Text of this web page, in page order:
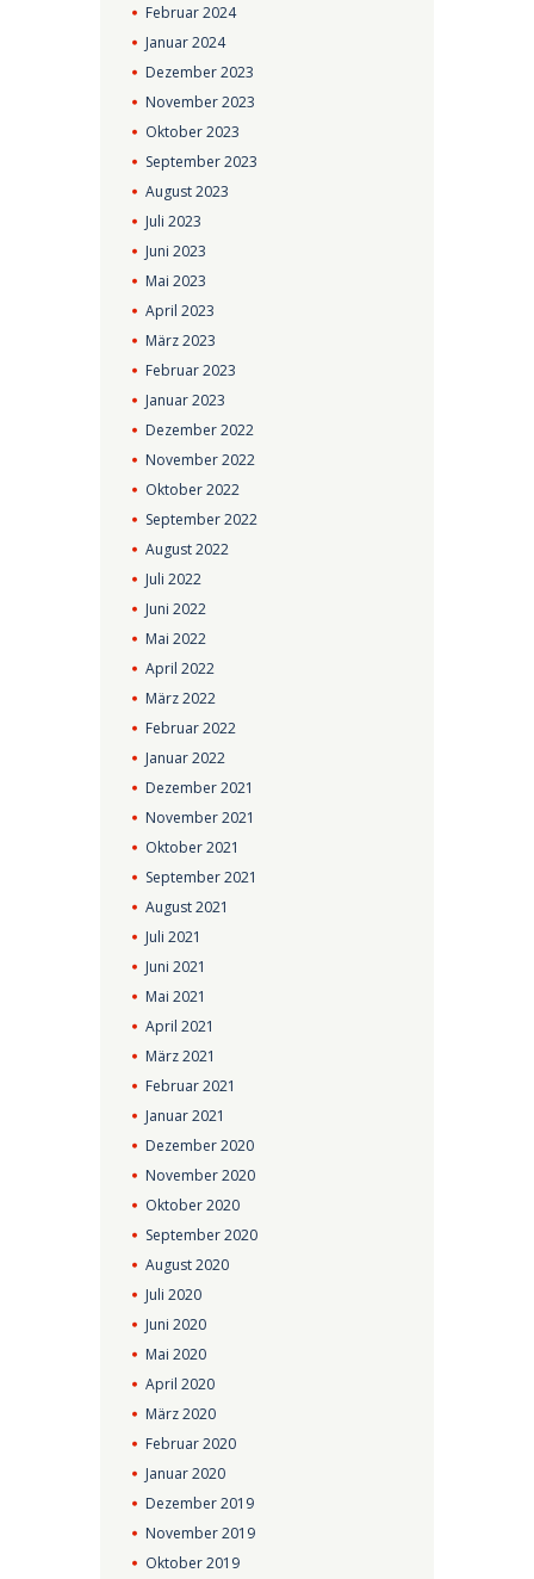
Februar2024
Januar2024
Dezember2023
November2023
Oktober2023
September2023
August2023
Juli2023
Juni2023
Mai2023
April2023
März2023
Februar2023
Januar2023
Dezember2022
November2022
Oktober2022
September2022
August2022
Juli2022
Juni2022
Mai2022
April2022
März2022
Februar2022
Januar2022
Dezember2021
November2021
Oktober2021
September2021
August2021
Juli2021
Juni2021
Mai2021
April2021
März2021
Februar2021
Januar2021
Dezember2020
November2020
Oktober2020
September2020
August2020
Juli2020
Juni2020
Mai2020
April2020
März2020
Februar2020
Januar2020
Dezember2019
November2019
Oktober2019